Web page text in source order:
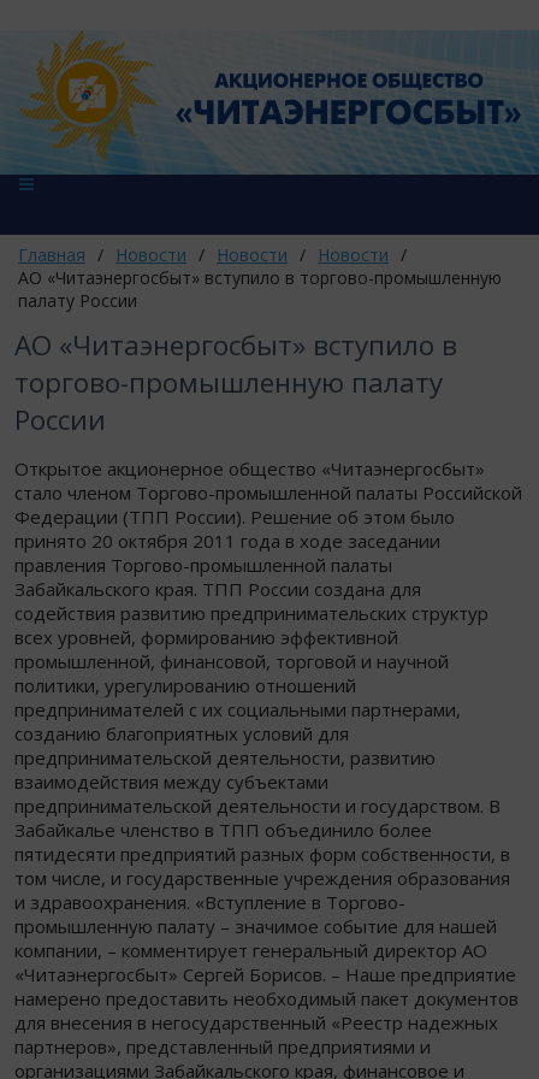
Главная / Новости / Новости / Новости /
АО «Читаэнергосбыт» вступило в торгово-промышленную
палату России
АО «Читаэнергосбыт» вступило в
торгово-промышленную палату
России
Открытое акционерное общество «Читаэнергосбыт»
стало членом Торгово-промышленной палаты Российской
Федерации (ТПП России). Решение об этом было
принято 20 октября 2011 года в ходе заседании
правления Торгово-промышленной палаты
Забайкальского края. ТПП России создана для
содействия развитию предпринимательских структур
всех уровней, формированию эффективной
промышленной, финансовой, торговой и научной
политики, урегулированию отношений
предпринимателей с их социальными партнерами,
созданию благоприятных условий для
предпринимательской деятельности, развитию
взаимодействия между субъектами
предпринимательской деятельности и государством. В
Забайкалье членство в ТПП объединило более
пятидесяти предприятий разных форм собственности, в
том числе, и государственные учреждения образования
и здравоохранения. «Вступление в Торгово-
промышленную палату – значимое событие для нашей
компании, – комментирует генеральный директор АО
«Читаэнергосбыт» Сергей Борисов. – Наше предприятие
намерено предоставить необходимый пакет документов
для внесения в негосударственный «Реестр надежных
партнеров», представленный предприятиями и
организациями Забайкальского края, финансовое и